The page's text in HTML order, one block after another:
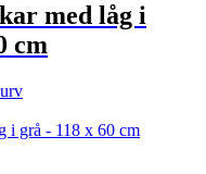
med låg i
cm